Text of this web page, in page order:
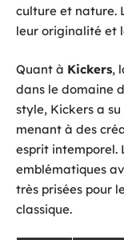
culture et nature.
leur originalité et
Quant à Kickers,
dans le domaine
style, Kickers a
menant à des
esprit intemporel.
emblématiques
très prisées pour
classique.